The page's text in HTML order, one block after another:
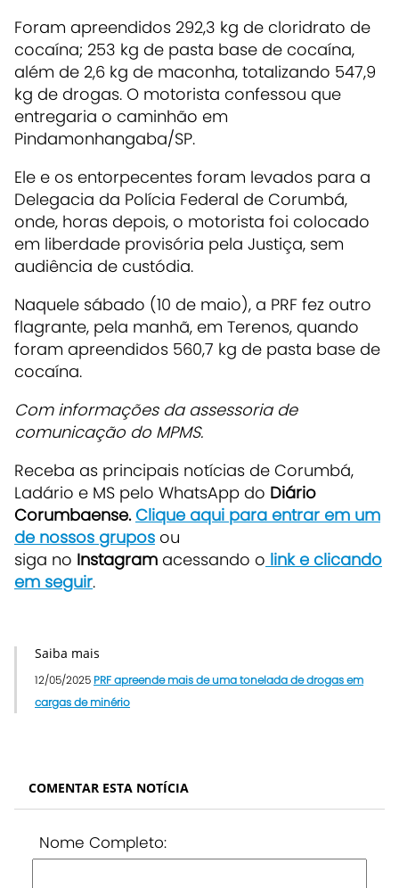
Foram apreendidos 292,3 kg de cloridrato de
cocaína; 253 kg de pasta base de cocaína,
além de 2,6 kg de maconha, totalizando 547,9
kg de drogas. O motorista confessou que
entregaria o caminhão em
Pindamonhangaba/SP.
Ele e os entorpecentes foram levados para a
Delegacia da Polícia Federal de Corumbá,
onde, horas depois, o motorista foi colocado
em liberdade provisória pela Justiça, sem
audiência de custódia.
Naquele sábado (10 de maio), a PRF fez outro
flagrante, pela manhã, em Terenos, quando
foram apreendidos 560,7 kg de pasta base de
cocaína.
Com informações da assessoria de
comunicação do MPMS.
Receba as principais notícias de Corumbá,
Ladário e MS pelo WhatsApp do Diário
Corumbaense.Clique aqui para entrar em um
de nossos grupos ou
siga no Instagram acessando o link e clicando
em seguir.
Saiba mais
12/05/2025 PRF apreende mais de uma tonelada de drogas em
cargas de minério
COMENTAR ESTA NOTÍCIA
Nome Completo: